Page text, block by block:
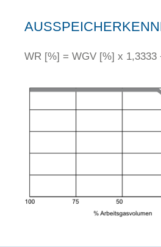
WR [%] = WGV [%] x 1,3333